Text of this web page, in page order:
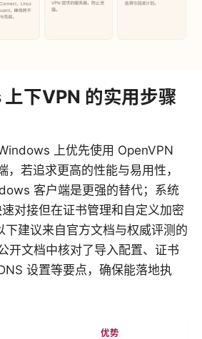
下VPN 的实用步骤
上优先使用 OpenVPN
若追求更高的性能与易用性，
客户端是更强的替代；系统
对接但在证书管理和自定义加密
下建议来自官方文档与权威评测的
开文档中核对了导入配置、证书
设置等要点，确保能落地执
优势